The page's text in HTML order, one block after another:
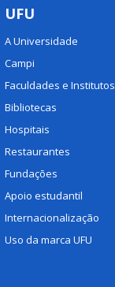
UFU
A Universidade
Campi
Faculdades e Institutos
Bibliotecas
Hospitais
Restaurantes
Fundações
Apoio estudantil
Internacionalização
Uso da marca UFU